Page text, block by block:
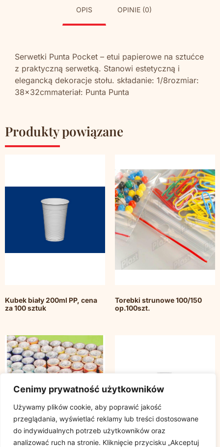
Cenimy prywatność użytkowników
Używamy plików cookie, aby poprawić jakość
przeglądania, wyświetlać reklamy lub treści dostosowane
do indywidualnych potrzeb użytkowników oraz
analizować ruch na stronie. Kliknięcie przycisku „Akceptuj
OPIS OPINIE (0)
Serwetki Punta Pocket – etui papierowe na sztućce
z praktyczną serwetką. Stanowi estetyczną i
elegancką dekoracje stołu. składanie: 1/8rozmiar:
38x32cmmateriał: Punta Punta
Produkty powiązane
Kubek biały 200ml PP, cena
za 100 sztuk
Torebki strunowe 100/150
op.100szt.